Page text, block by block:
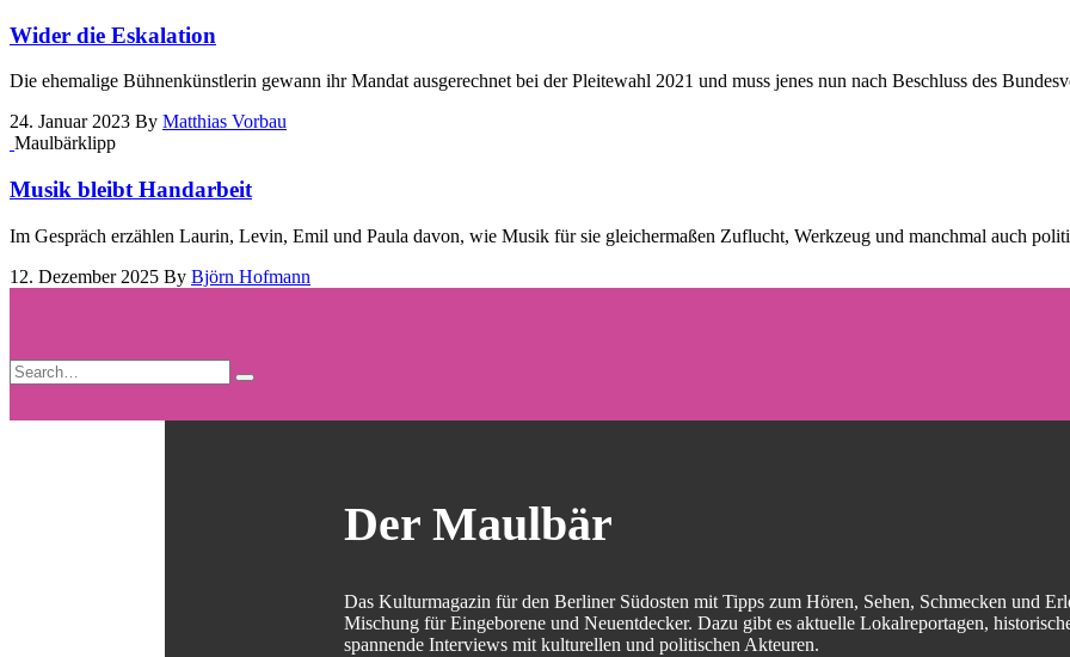
Wider die Eskalation
Die ehemalige Bühnenkünstlerin gewann ihr Mandat ausgerechnet bei der Pleitewahl 2021 und muss jenes nun nach Beschluss des
24. Januar 2023 By Matthias Vorbau
Maulbärklipp
Musik bleibt Handarbeit
Im Gespräch erzählen Laurin, Levin, Emil und Paula davon, wie Musik für sie gleichermaßen Zuflucht, Werkzeug und manchmal auch
12. Dezember 2025 By Björn Hofmann
Der Maulbär
Das Kulturmagazin für den Berliner Südosten mit Tipps zum Hören, Sehen, Schmecken und
Mischung für Eingeborene und Neuentdecker. Dazu gibt es aktuelle Lokalreportagen,
spannende Interviews mit kulturellen und politischen Akteuren.